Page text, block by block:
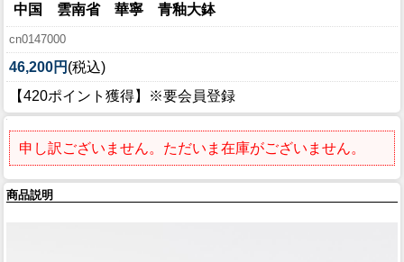
中国 雲南省 華寧 青釉大鉢
cn0147000
46,200円 (税込)
【420ポイント獲得】※要会員登録
申し訳ございません。ただいま在庫がございません。
商品説明